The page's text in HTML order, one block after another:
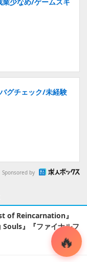
グチェック/未経験
Sponsored by
of Reincarnation』
』『ファイナルフ